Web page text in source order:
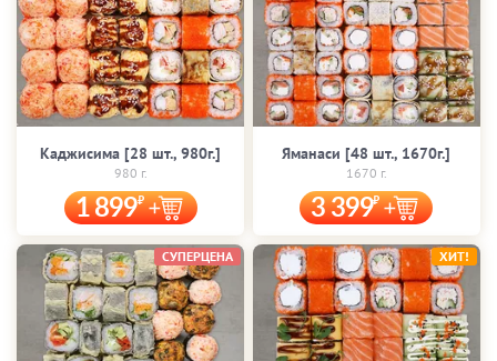
Каджисима [28 шт., 980г.]
980 г.
1 899
Яманаси [48 шт., 1670г.]
1670 г.
3 399
СУПЕРЦЕНА ХИТ!